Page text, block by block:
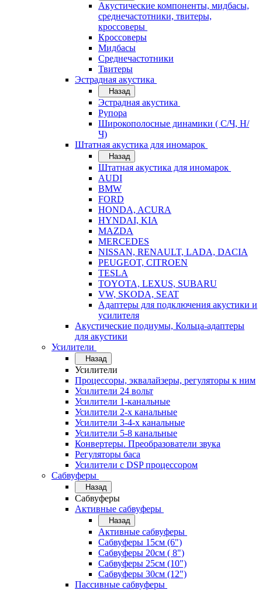
Акустические компоненты, мидбасы,
среднечастотники, твитеры,
кроссоверы
Кроссоверы
Мидбасы
Среднечастотники
Твитеры
Эстрадная акустика
Назад
Эстрадная акустика
Рупора
Широкополосные динамики ( С/Ч, Н/
Ч)
Штатная акустика для иномарок
Назад
Штатная акустика для иномарок
AUDI
BMW
FORD
HONDA, ACURA
HYNDAI, KIA
MAZDA
MERCEDES
NISSAN, RENAULT, LADA, DACIA
PEUGEOT, CITROEN
TESLA
TOYOTA, LEXUS, SUBARU
VW, SKODA, SEAT
Адаптеры для подключения акустики и
усилителя
Акустические подиумы, Кольца-адаптеры
для акустики
Усилители
Назад
Усилители
Процессоры, эквалайзеры, регуляторы к ним
Усилители 24 вольт
Усилители 1-канальные
Усилители 2-х канальные
Усилители 3-4-х канальные
Усилители 5-8 канальные
Конвертеры. Преобразователи звука
Регуляторы баса
Усилители с DSP процессором
Сабвуферы
Назад
Сабвуферы
Активные сабвуферы
Назад
Активные сабвуферы
Сабвуферы 15см (6")
Сабвуферы 20см ( 8")
Сабвуферы 25см (10")
Сабвуферы 30см (12")
Пассивные сабвуферы